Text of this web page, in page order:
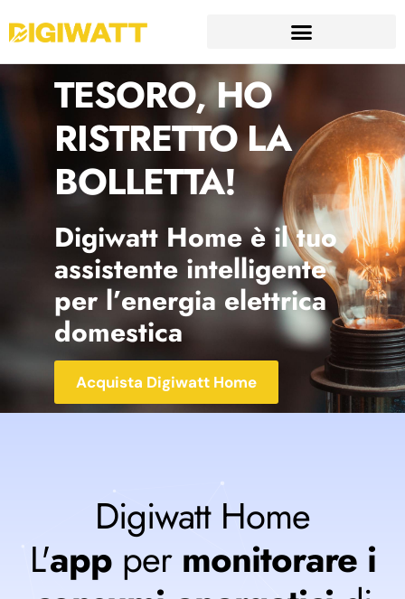
TESORO, HO
RISTRETTO LA
BOLLETTA!
Digiwatt Home è il tuo
assistente intelligente
per l’energia elettrica
domestica
Acquista Digiwatt Home
Digiwatt Home
L'app permonitorare i